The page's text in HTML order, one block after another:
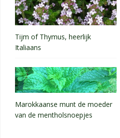
Tijm of Thymus, heerlijk
Italiaans
Marokkaanse munt de moeder
van de mentholsnoepjes